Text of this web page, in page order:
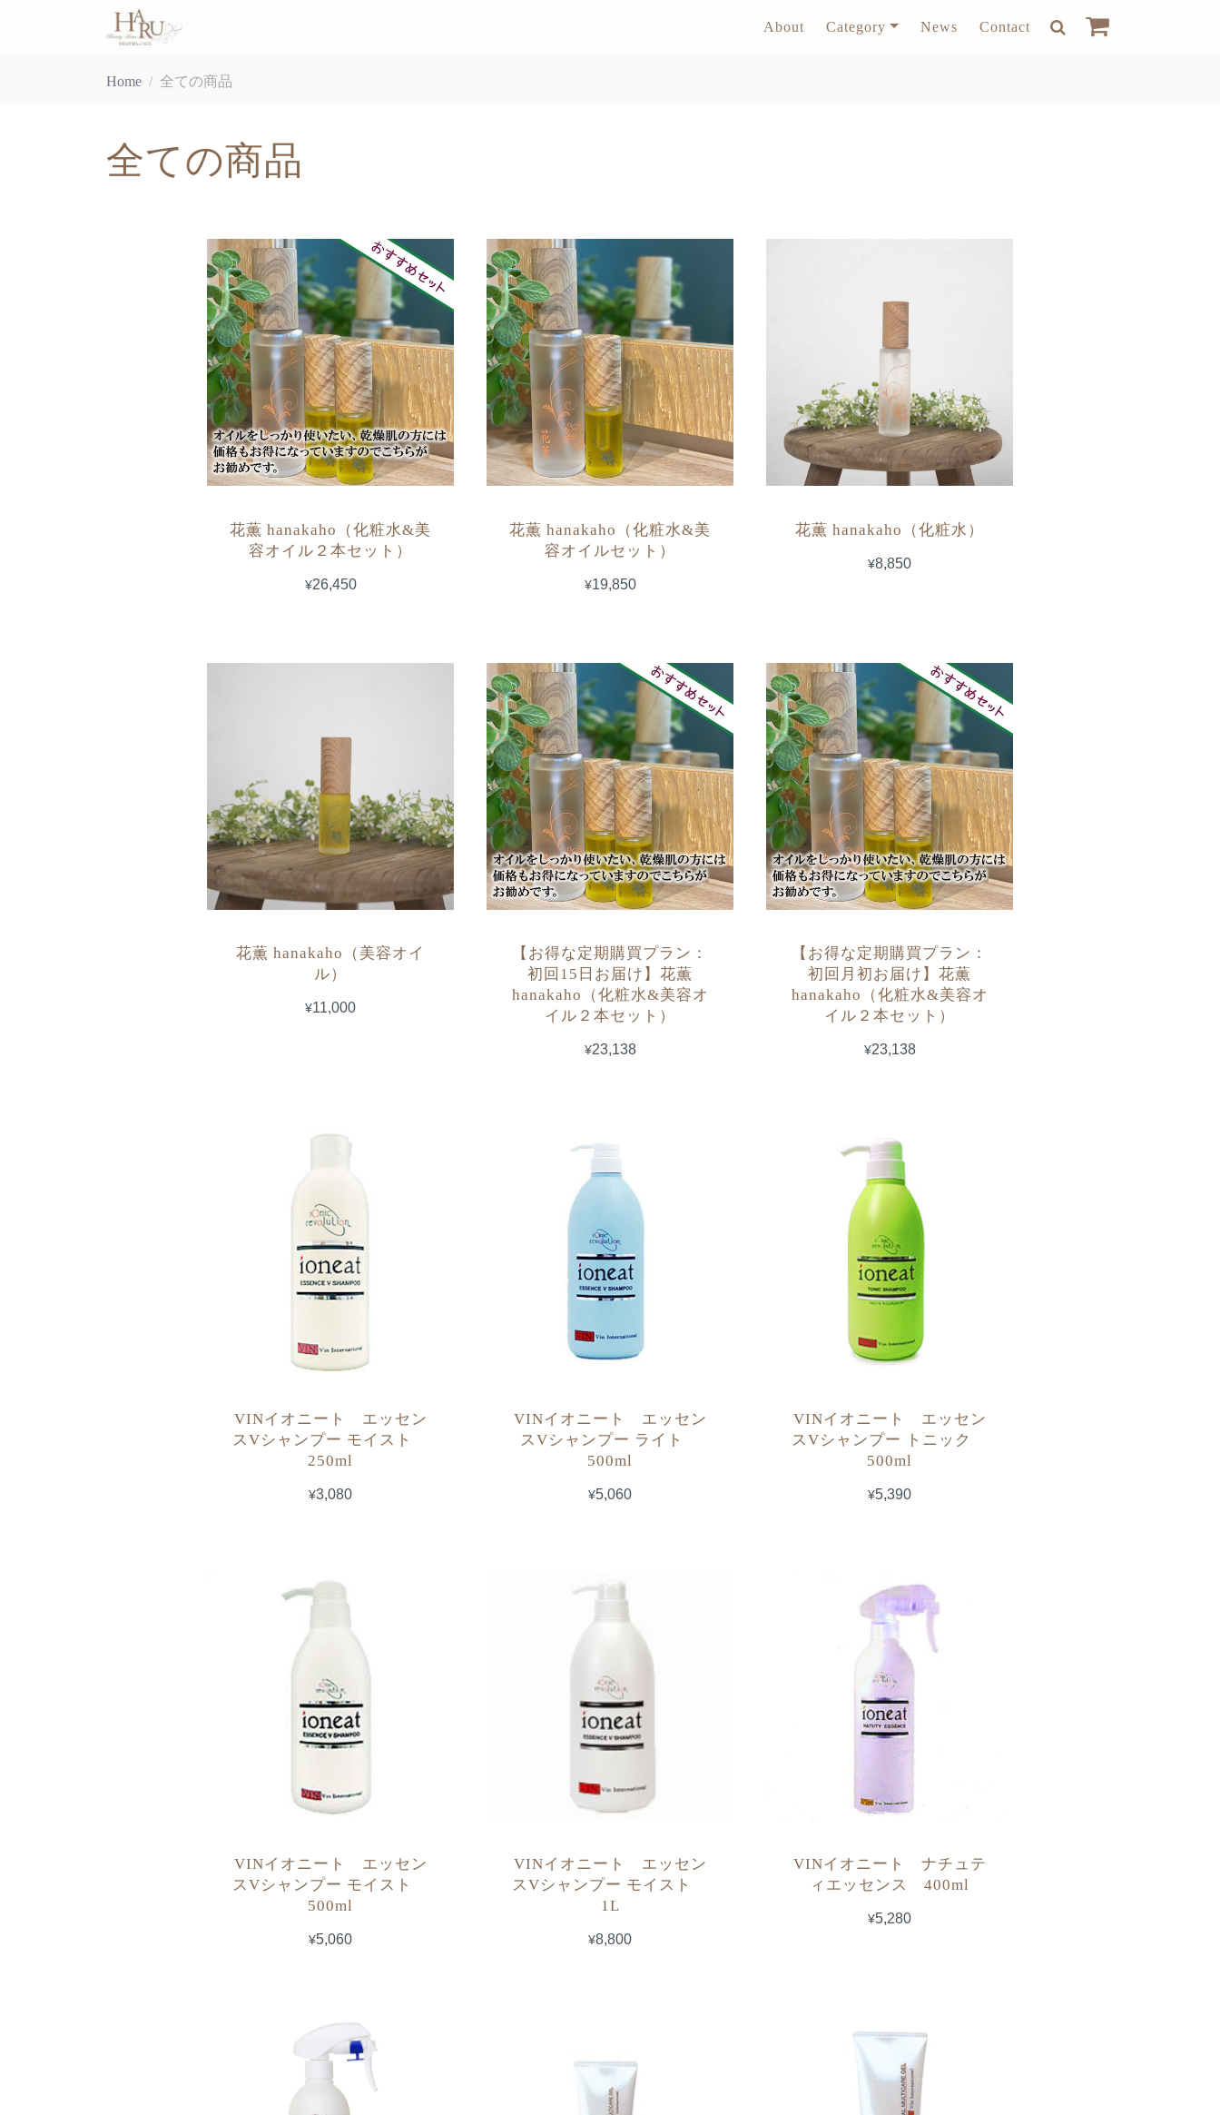
About Category News Contact
Home 全ての商品
全ての商品
花薫 hanakaho（化粧水&美
容オイル２本セット）
¥26,450
花薫 hanakaho（化粧水&美
容オイルセット）
¥19,850
花薫 hanakaho（化粧水）
¥8,850
花薫 hanakaho（美容オイ
ル）
¥11,000
【お得な定期購買プラン：
初回15日お届け】花薫
hanakaho（化粧水&美容オ
イル２本セット）
¥23,138
【お得な定期購買プラン：
初回月初お届け】花薫
hanakaho（化粧水&美容オ
イル２本セット）
¥23,138
VINイオニート エッセン
スVシャンプー モイスト
250ml
¥3,080
VINイオニート エッセン
スVシャンプー ライト
500ml
¥5,060
VINイオニート エッセン
スVシャンプー トニック
500ml
¥5,390
VINイオニート エッセン
スVシャンプー モイスト
500ml
¥5,060
VINイオニート エッセン
スVシャンプー モイスト
1L
¥8,800
VINイオニート ナチュテ
ィエッセンス 400ml
¥5,280